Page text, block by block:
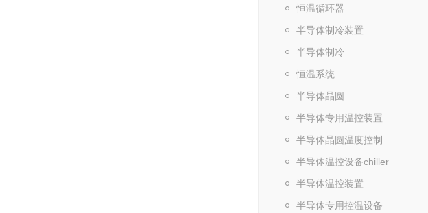
恒温循环器
半导体制冷装置
半导体制冷
恒温系统
半导体晶圆
半导体专用温控装置
半导体晶圆温度控制
半导体温控设备chiller
半导体温控装置
半导体专用控温设备